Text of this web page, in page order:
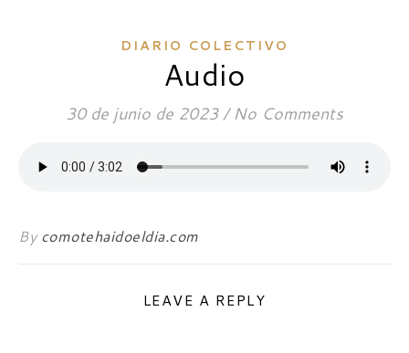
DIARIO COLECTIVO
Audio
30 de junio de 2023 / No Comments
Bycomotehaidoeldia.com
LEAVE A REPLY